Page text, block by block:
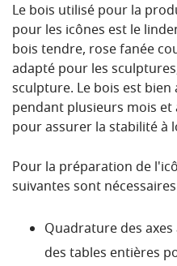
Le bois utilisé pour la
pour les icônes est le
bois tendre, rose fanée
adapté pour les
sculpture. Le bois est
pendant plusieurs mois
pour assurer la stabilité à
Pour la préparation de
suivantes sont
Quadrature des
des tables entières